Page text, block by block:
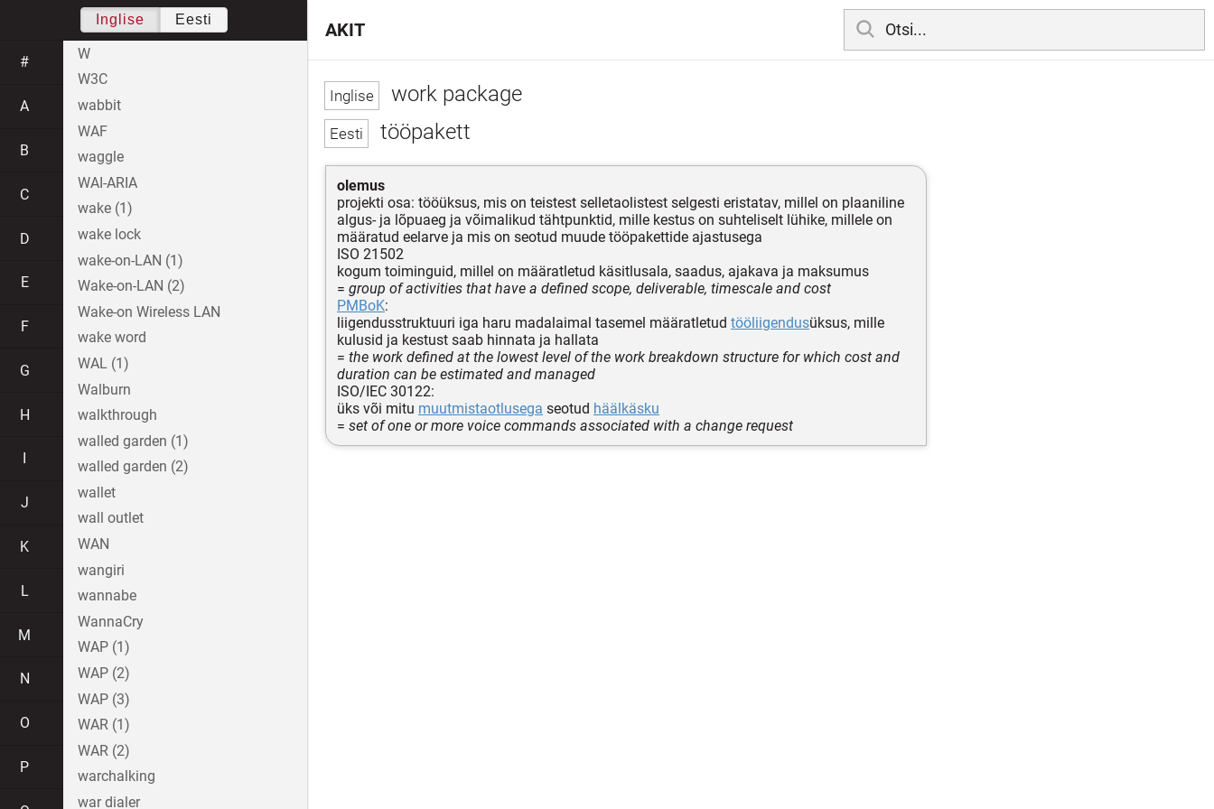
work package
tööpakett
olemus
projekti osa: tööüksus, mis on teistest selletaolistest selgesti eristatav, millel on plaaniline
algus- ja lõpuaeg ja võimalikud tähtpunktid, mille kestus on suhteliselt lühike, millele on
määratud eelarve ja mis on seotud muude tööpakettide ajastusega
ISO 21502
kogum toiminguid, millel on määratletud käsitlusala, saadus, ajakava ja maksumus
= group of activities that have a defined scope, deliverable, timescale and cost
PMBoK:
liigendusstruktuuri iga haru madalaimal tasemel määratletud tööliigendusüksus, mille
kulusid ja kestust saab hinnata ja hallata
= the work defined at the lowest level of the work breakdown structure for which cost and
duration can be estimated and managed
ISO/IEC 30122:
üks või mitu muutmistaotlusega seotud häälkäsku
= set of one or more voice commands associated with a change request
AKIT
Inglise Eesti
#
A
B
C
D
E
F
G
H
J
K
L
M
N
O
P
W
W3C
wabbit
WAF
waggle
WAI-ARIA
wake (1)
wake lock
wake-on-LAN (1)
Wake-on-LAN (2)
Wake-on Wireless LAN
wake word
WAL (1)
Walburn
walkthrough
walled garden (1)
walled garden (2)
wallet
wall outlet
WAN
wangiri
wannabe
WannaCry
WAP (1)
WAP (2)
WAP (3)
WAR (1)
WAR (2)
warchalking
war dialer